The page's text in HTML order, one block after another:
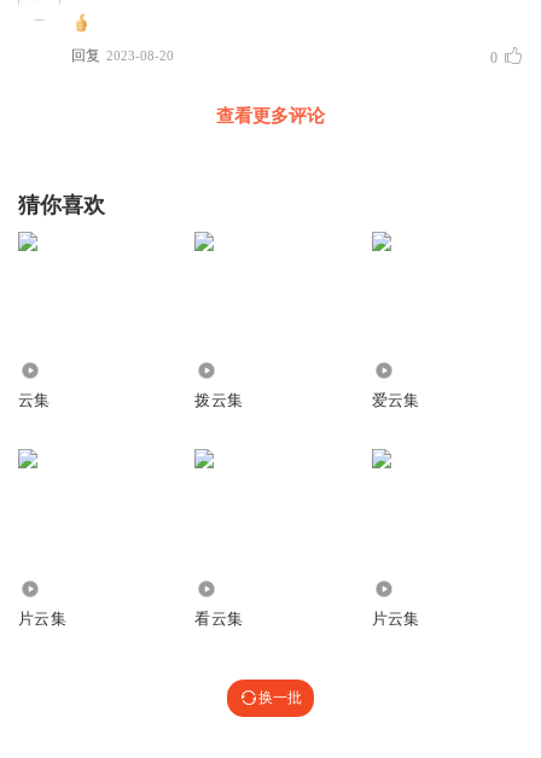
回复 2023-08-20 0
查看更多评论
猜你喜欢
云集 拨云集 爱云集
片云集 看云集 片云集
换一批